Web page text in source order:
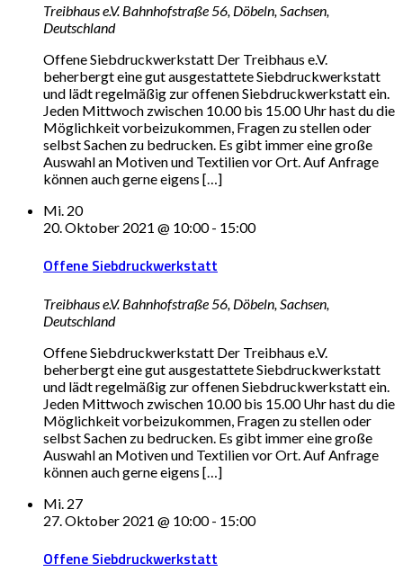
Treibhaus e.V. Bahnhofstraße 56, Döbeln, Sachsen,
Deutschland
Offene Siebdruckwerkstatt Der Treibhaus e.V.
beherbergt eine gut ausgestattete Siebdruckwerkstatt
und lädt regelmäßig zur offenen Siebdruckwerkstatt ein.
Jeden Mittwoch zwischen 10.00 bis 15.00 Uhr hast du die
Möglichkeit vorbeizukommen, Fragen zu stellen oder
selbst Sachen zu bedrucken. Es gibt immer eine große
Auswahl an Motiven und Textilien vor Ort. Auf Anfrage
können auch gerne eigens […]
Mi. 20
20. Oktober 2021 @ 10:00- 15:00
Offene Siebdruckwerkstatt
Treibhaus e.V. Bahnhofstraße 56, Döbeln, Sachsen,
Deutschland
Offene Siebdruckwerkstatt Der Treibhaus e.V.
beherbergt eine gut ausgestattete Siebdruckwerkstatt
und lädt regelmäßig zur offenen Siebdruckwerkstatt ein.
Jeden Mittwoch zwischen 10.00 bis 15.00 Uhr hast du die
Möglichkeit vorbeizukommen, Fragen zu stellen oder
selbst Sachen zu bedrucken. Es gibt immer eine große
Auswahl an Motiven und Textilien vor Ort. Auf Anfrage
können auch gerne eigens […]
Mi. 27
27. Oktober 2021 @ 10:00- 15:00
Offene Siebdruckwerkstatt